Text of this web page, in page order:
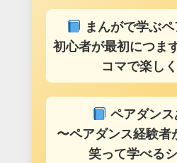
まんがで学ぶ
初心者が最初につま
コマで楽し
ペアダン
〜ペアダンス経験者
笑って学べる